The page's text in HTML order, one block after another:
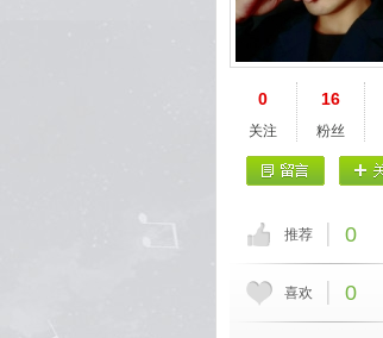
0
关注
16
粉丝
推荐 0
喜欢 0